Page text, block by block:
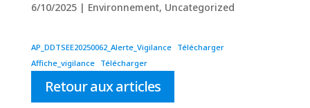
6/10/2025| Environnement, Uncategorized
AP_DDTSEE20250062_Alerte_Vigilance
Télécharger
Affiche_vigilance
Télécharger
Retour aux articles